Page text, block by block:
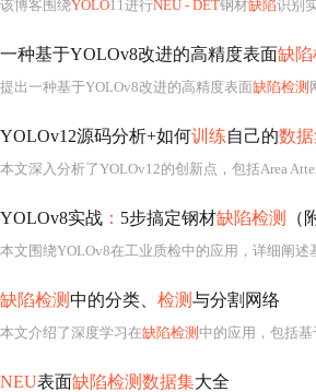
该博客围绕YOLO11进行NEU - DET钢材缺陷识别实战
一种基于YOLOv8改进的高精度表面缺陷
提出一种基于YOLOv8改进的高精度表面缺陷检测
YOLOv12源码分析+如何训练自己的数
本文深入分析了YOLOv12的创新点，包括Area
YOLOv8实战 ： 5步搞定钢材缺陷检测 （
本文围绕YOLOv8在工业质检中的应用，详细阐述
缺陷检测中的分类、 检测与分割网络
本文介绍了深度学习在缺陷检测 中的应用，包括基
NEU表面缺陷检测数据集大全